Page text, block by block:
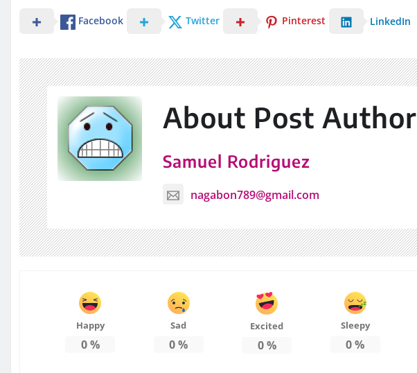
Facebook Twitter Pinterest LinkedIn
About Post Author
Samuel Rodriguez
nagabon789@gmail.com
Happy
0%
Sad
0%
Excited
0%
Sleepy
0%